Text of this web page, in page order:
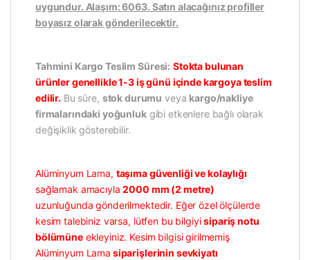
uygundur. Alaşım: 6063. Satın alacağınız profiller
boyasız olarak gönderilecektir.
Tahmini Kargo Teslim Süresi: Stokta bulunan
ürünler genellikle 1-3 iş günü içinde kargoya teslim
edilir. Bu süre, stok durumu veya kargo/nakliye
firmalarındaki yoğunlukgibi etkenlere bağlı olarak
değişiklik gösterebilir.
Alüminyum Lama, taşıma güvenliği ve kolaylığı
sağlamak amacıyla2000 mm (2 metre)
uzunluğunda gönderilmektedir. Eğer özel ölçülerde
kesim talebiniz varsa, lütfen bu bilgiyisipariş notu
bölümüneekleyiniz. Kesim bilgisi girilmemiş
Alüminyum Lama siparişlerinin sevkiyatı